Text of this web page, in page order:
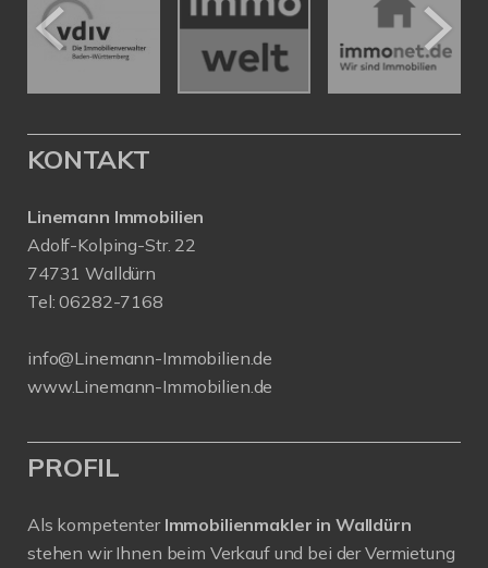
KONTAKT
Linemann Immobilien
Adolf-Kolping-Str. 22
74731 Walldürn
Tel:06282-7168
info@Linemann-Immobilien.de
www.Linemann-Immobilien.de
PROFIL
Als kompetenter Immobilienmakler in Walldürn
stehen wir Ihnen beim Verkauf und bei der Vermietung